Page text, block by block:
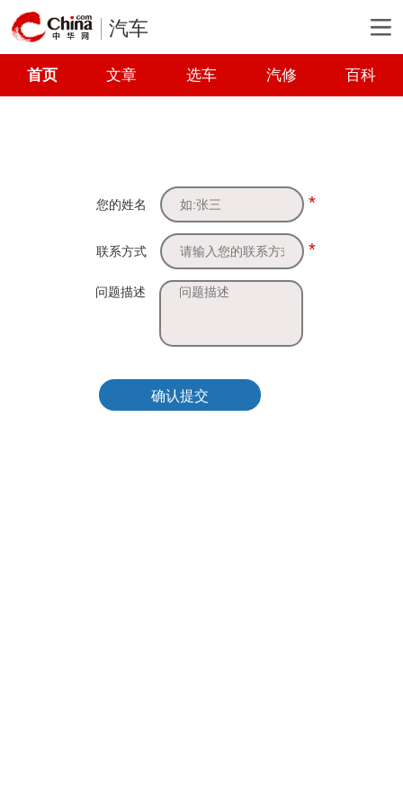
汽车
首页 文章 选车 汽修 百科
您的姓名 *
联系方式 *
问题描述
确认提交